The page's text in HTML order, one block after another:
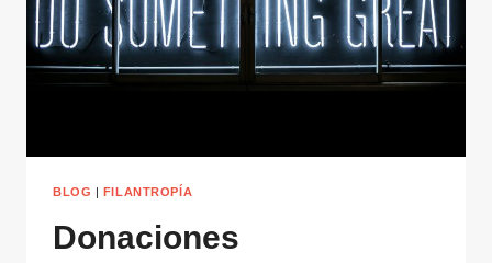
LA
SOCIEDAD
BLOG FILANTROPÍA
Donaciones